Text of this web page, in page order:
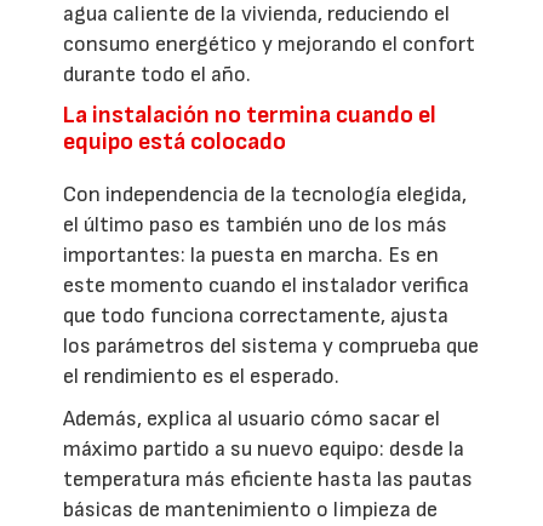
agua caliente de la vivienda, reduciendo el
consumo energético y mejorando el confort
durante todo el año.
La instalación no termina cuando el
equipo está colocado
Con independencia de la tecnología elegida,
el último paso es también uno de los más
importantes: la puesta en marcha. Es en
este momento cuando el instalador verifica
que todo funciona correctamente, ajusta
los parámetros del sistema y comprueba que
el rendimiento es el esperado.
Además, explica al usuario cómo sacar el
máximo partido a su nuevo equipo: desde la
temperatura más eficiente hasta las pautas
básicas de mantenimiento o limpieza de